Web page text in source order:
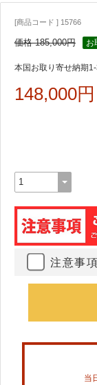
[商品コード ] 15766
価格 185,000円 お
本国お取り寄せ納期
148,000円
注意事
当